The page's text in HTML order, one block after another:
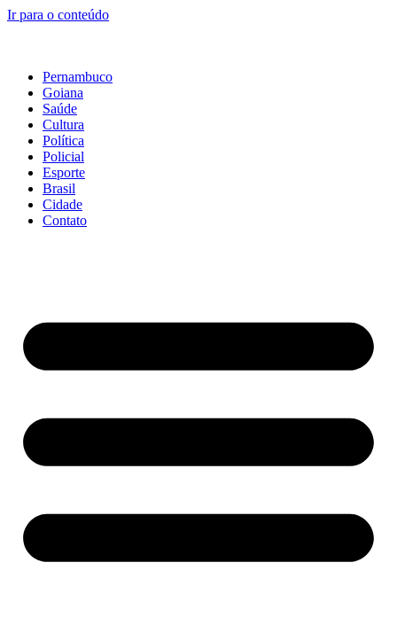
Ir para o conteúdo
Pernambuco
Goiana
Saúde
Cultura
Política
Policial
Esporte
Brasil
Cidade
Contato